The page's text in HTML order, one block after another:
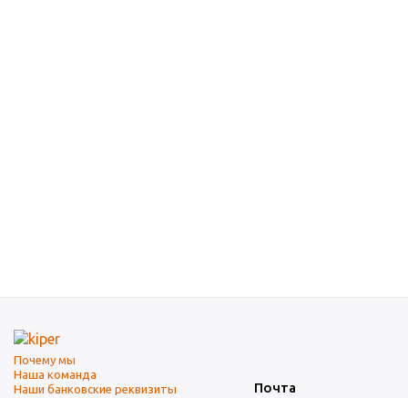
Почему мы
Наша команда
Наши банковские реквизиты
Почта